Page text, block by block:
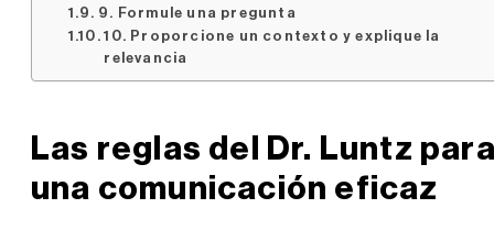
9. Formule una pregunta
10. Proporcione un contexto y explique la
relevancia
Las reglas del Dr. Luntz
una comunicación eficaz